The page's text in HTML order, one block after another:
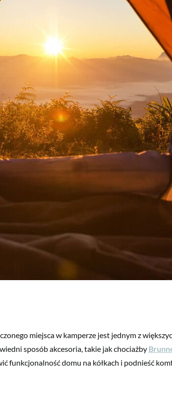
miejsca w kamperze jest jednym z
sposób akcesoria, takie jak chociażby
funkcjonalność domu na kółkach i podnieść